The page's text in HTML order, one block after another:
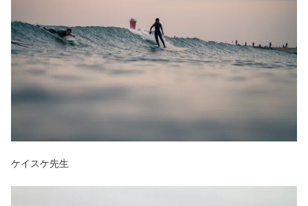
ケイスケ先生